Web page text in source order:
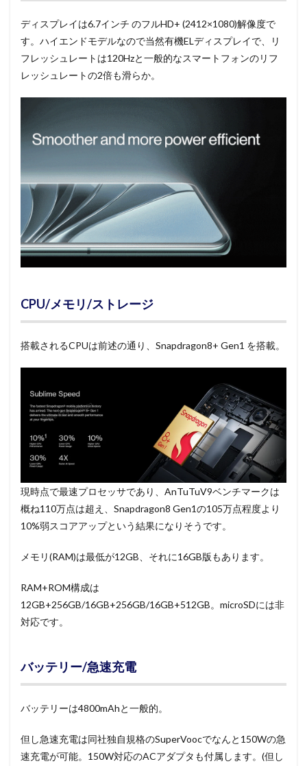
ディスプレイは6.7インチ のフルHD+ (2412×1080)解像度で
す。ハイエンドモデルなので当然有機ELディスプレイで、リ
フレッシュレートは120Hzと一般的なスマートフォンのリフ
レッシュレートの2倍も滑らか。
CPU/メモリ/ストレージ
搭載されるCPUは前述の通り、Snapdragon8+ Gen1 を搭載。
現時点で最速プロセッサであり、AnTuTuV9ベンチマークは
概ね110万点は超え、Snapdragon8 Gen1の105万点程度より
10%弱スコアアップという結果になりそうです。
メモリ(RAM)は最低が12GB、それに16GB版もあります。
RAM+ROM構成は
12GB+256GB/16GB+256GB/16GB+512GB。microSDには非
対応です。
バッテリー/急速充電
バッテリーは4800mAhと一般的。
但し急速充電は同社独自規格のSuperVoocでなんと150Wの急
速充電が可能。150W対応のACアダプタも付属します。(但し